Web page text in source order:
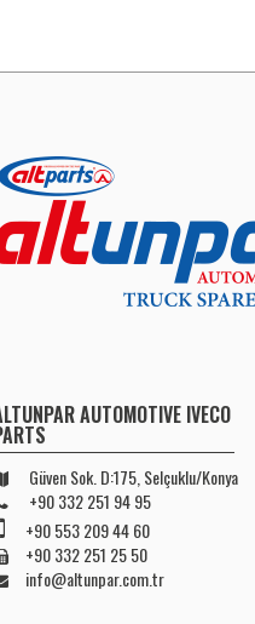
AUTOMOTIVE IVECO
Güven Sok. D:175, Selçuklu/Konya
+90 332 251 94 95
+90 553 209 44 60
+90 332 251 25 50
info@altunpar.com.tr